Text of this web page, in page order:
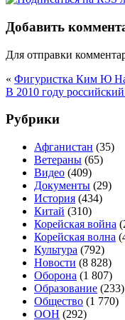
Добавить
Для отправки
« Фигуристка Ким Ю На
В 2010 году
Рубрики
Афганистан (35)
Ветераны (65)
Видео (409)
Документы (29)
История (434)
Китай (310)
Корейская война
Корейская волна
Культура (792)
Новости (8 828)
Оборона (1 807)
Образование (233)
Общество (1 770)
ООН (292)